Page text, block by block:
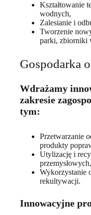
Kształtowanie
wodnych,
Zalesianie i
Tworzenie
parki, zbiorniki
Gospodarka
Wdrażamy
zakresie
tym:
Przetwarzanie
produkty
Utylizację i
przemysłowych,
Wykorzystanie
rekultywacji.
Innowacyjne